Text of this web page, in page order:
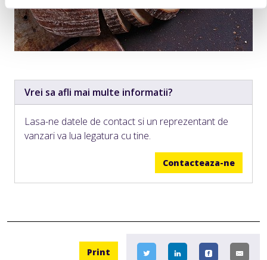
Vrei sa afli mai multe informatii?
Lasa-ne datele de contact si un reprezentant de
vanzari va lua legatura cu tine.
Contacteaza-ne
Print